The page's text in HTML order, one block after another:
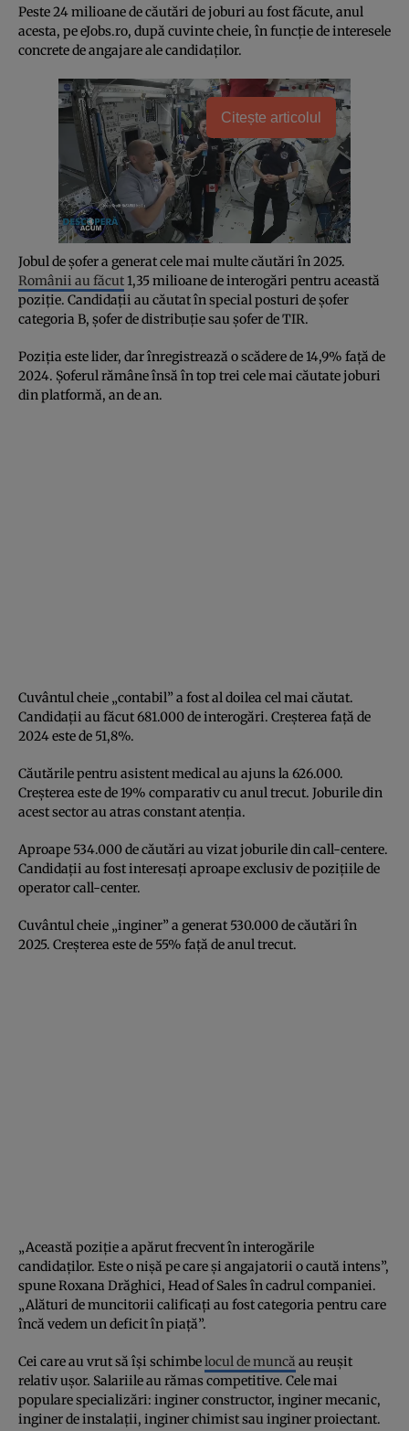
Peste 24 milioane de căutări de joburi au fost făcute, anul
acesta, pe eJobs.ro, după cuvinte cheie, în funcție de interesele
concrete de angajare ale candidaților.
Citește articolul
Jobul de șofer a generat cele mai multe căutări în 2025.
Românii au făcut 1,35 milioane de interogări pentru această
poziție. Candidații au căutat în special posturi de șofer
categoria B, șofer de distribuție sau șofer de TIR.
Poziția este lider, dar înregistrează o scădere de 14,9% față de
2024. Șoferul rămâne însă în top trei cele mai căutate joburi
din platformă, an de an.
Cuvântul cheie „contabil” a fost al doilea cel mai căutat.
Candidații au făcut 681.000 de interogări. Creșterea față de
2024 este de 51,8%.
Căutările pentru asistent medical au ajuns la 626.000.
Creșterea este de 19% comparativ cu anul trecut. Joburile din
acest sector au atras constant atenția.
Aproape 534.000 de căutări au vizat joburile din call-centere.
Candidații au fost interesați aproape exclusiv de pozițiile de
operator call-center.
Cuvântul cheie „inginer” a generat 530.000 de căutări în
2025. Creșterea este de 55% față de anul trecut.
„Această poziție a apărut frecvent în interogările
candidaților. Este o nișă pe care și angajatorii o caută intens”,
spune Roxana Drăghici, Head of Sales în cadrul companiei.
„Alături de muncitorii calificați au fost categoria pentru care
încă vedem un deficit în piață”.
Cei care au vrut să își schimbelocul de muncă au reușit
relativ ușor. Salariile au rămas competitive. Cele mai
populare specializări: inginer constructor, inginer mecanic,
inginer de instalații, inginer chimist sau inginer proiectant.